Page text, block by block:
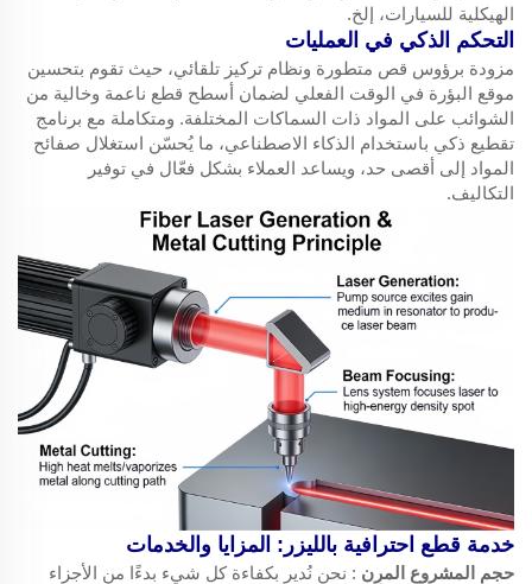
الهيكلية للسيارات، إلخ.
التحكم الذكي في العمليات
مزودة برؤوس قص متطورة ونظام تركيز تلقائي، حيث تقوم بتحسين
موقع البؤرة في الوقت الفعلي لضمان أسطح قطع ناعمة وخالية من
الشوائب على المواد ذات السماكات المختلفة. ومتكاملة مع برنامج
تقطيع ذكي باستخدام الذكاء الاصطناعي، ما يُحسّن استغلال صفائح
المواد إلى أقصى حد، ويساعد العملاء بشكل فعّال في توفير
التكاليف.
خدمة قطع احترافية بالليزر: المزايا والخدمات
حجم المشروع المرِن : نحن نُدير بكفاءة كل شيء بدءًا من الأجزاء